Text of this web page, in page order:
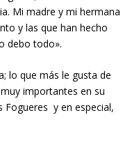
Mi madre y mi hermana
y las que han hecho
debo todo».
lo que más le gusta de
importantes en su
Fogueres y en especial,